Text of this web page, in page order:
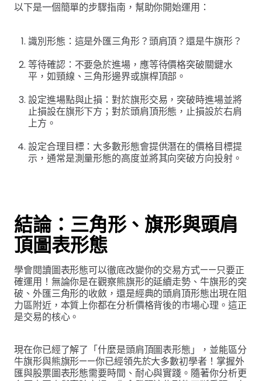
以下是一個簡單的步驟指南，幫助你開始運用：
識別形態：這是外匯三角形？頭肩頂？還是牛旗形？
等待確認：不要急於進場，應等待價格突破關鍵水
平，如頸線、三角形邊界或旗桿頂部。
設定進場點與止損：對於旗形交易，突破時進場並將
止損設在旗形下方；對於頭肩頂形態，止損設於右肩
上方。
設定合理目標：大多數形態會提供潛在的價格目標提
示，通常是測量形態的高度並將其向突破方向投射。
結論：三角形、旗形與頭肩
頂圖表形態
學會閱讀圖表形態可以徹底改變你的交易方式——只要正
確運用！無論你是在觀察熊旗形的延續走勢、牛旗形的突
破、外匯三角形的收斂，還是經典的頭肩頂形態出現在阻
力區附近，本質上你都在分析價格背後的市場心理。這正
是交易的核心。
現在你已經了解了「什麼是頭肩頂圖表形態」，並能區分
牛旗形與熊旗形——你已經領先於大多數初學者！掌握外
匯與股票圖表形態需要時間、耐心與實踐。隨著你分析更